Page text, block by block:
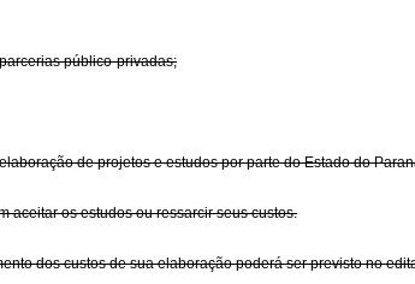
público-privadas;
de projetos e estudos por parte do Estado do
aceitar os estudos ou ressarcir seus custos.
dos custos de sua elaboração poderá ser previsto no